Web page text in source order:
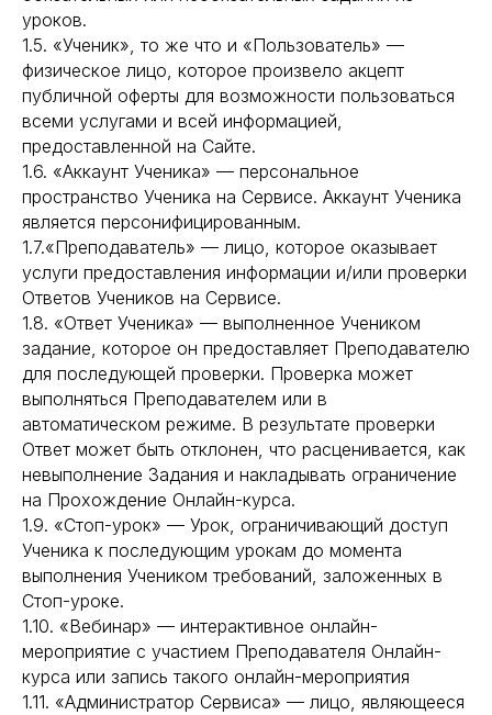
уроков.
1.5. «Ученик», то же что и «Пользователь» —
физическое лицо, которое произвело акцепт
публичной оферты для возможности пользоваться
всеми услугами и всей информацией,
предоставленной на Сайте.
1.6. «Аккаунт Ученика» — персональное
пространство Ученика на Сервисе. Аккаунт Ученика
является персонифицированным.
1.7.«Преподаватель» — лицо, которое оказывает
услуги предоставления информации и/или проверки
Ответов Учеников на Сервисе.
1.8. «Ответ Ученика» — выполненное Учеником
задание, которое он предоставляет Преподавателю
для последующей проверки. Проверка может
выполняться Преподавателем или в
автоматическом режиме. В результате проверки
Ответ может быть отклонен, что расценивается, как
невыполнение Задания и накладывать ограничение
на Прохождение Онлайн-курса.
1.9. «Стоп-урок» — Урок, ограничивающий доступ
Ученика к последующим урокам до момента
выполнения Учеником требований, заложенных в
Стоп-уроке.
1.10. «Вебинар» — интерактивное онлайн-
мероприятие с участием Преподавателя Онлайн-
курса или запись такого онлайн-мероприятия
1.11. «Администратор Сервиса» — лицо, являющееся